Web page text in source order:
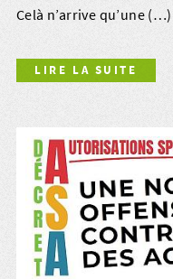
Celà n’arrive qu’une (…)
LIRE LA SUITE